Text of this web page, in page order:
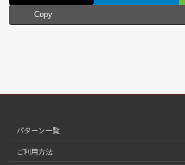
Copy
パターン一覧
ご利用方法